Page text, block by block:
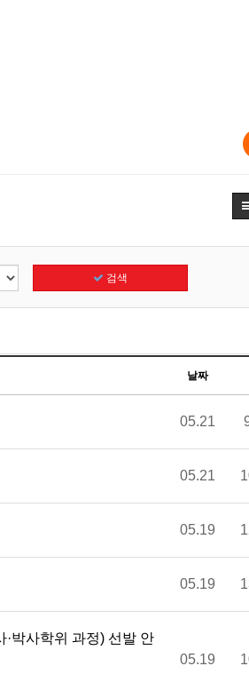
검색
날짜
05.21
05.21
05.19
05.19
박사학위 과정) 선발 안
05.19